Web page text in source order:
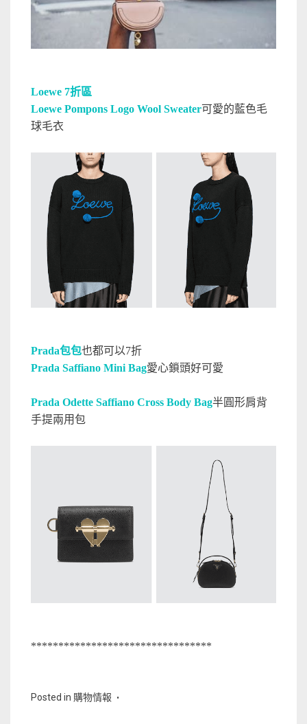
Loewe 7折區
Loewe Pompons Logo Wool Sweater可愛的藍色毛
球毛衣
Prada包包也都可以7折
Prada Saffiano Mini Bag愛心鎖頭好可愛
Prada Odette Saffiano Cross Body Bag半圓形肩背
手提兩用包
*********************************
Posted in 購物情報